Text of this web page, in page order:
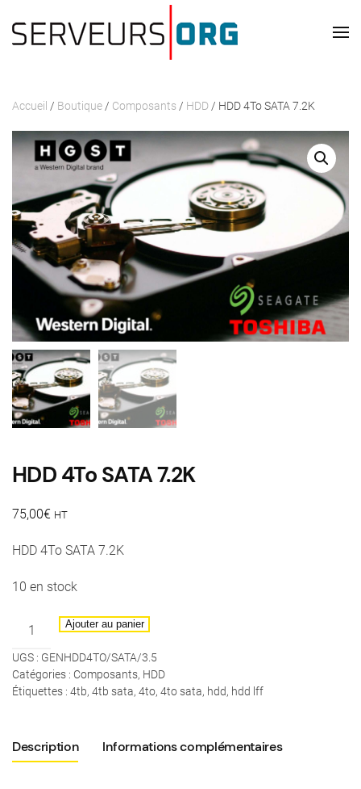
Passer au contenu principal
Accueil / Boutique / Composants / HDD / HDD 4To SATA 7.2K
HDD 4To SATA 7.2K
75,00€ HT
HDD 4To SATA 7.2K
10 en stock
quantité
HDD
4To
Ajouter au panier
UGS : GENHDD4TO/SATA/3.5
Catégories : Composants, HDD
Étiquettes : 4tb, 4tb sata, 4to, 4to sata, hdd, hdd lff
Description Informations complémentaires